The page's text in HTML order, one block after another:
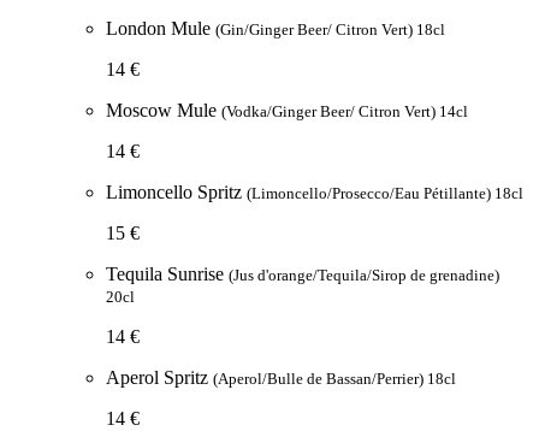
London Mule (Gin/Ginger Beer/ Citron Vert) 18cl
14 €
Moscow Mule (Vodka/Ginger Beer/ Citron Vert) 14cl
14 €
Limoncello Spritz (Limoncello/Prosecco/Eau Pétillante) 18cl
15 €
Tequila Sunrise (Jus d'orange/Tequila/Sirop de grenadine)
20cl
14 €
Aperol Spritz (Aperol/Bulle de Bassan/Perrier) 18cl
14 €